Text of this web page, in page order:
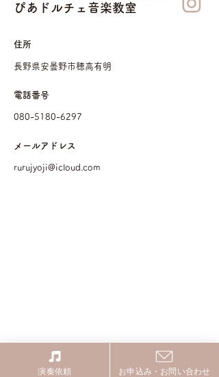
ぴあドルチェ音楽教室
​住所
長野県安曇野市穂高有明
電話番号
080-5180-6297
メールアドレス
rurujyoji@icloud.com
演奏依頼 お申込み・お問い合わせ